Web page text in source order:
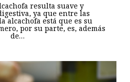
resulta suave y
ya que entre las
alcachofa está que es su
por su parte, es, además
de…